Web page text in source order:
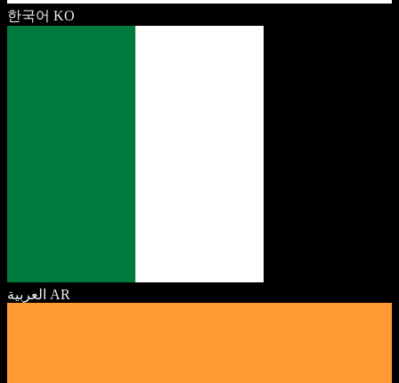
한국어 KO
العربية AR